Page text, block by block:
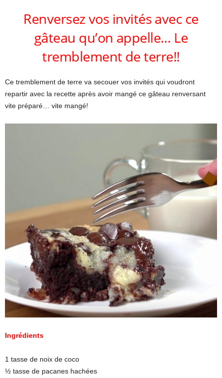
Renversez vos invités avec ce
gâteau qu’on appelle… Le
tremblement de terre!!
Ce tremblement de terre va secouer vos invités qui voudront
repartir avec la recette après avoir mangé ce gâteau renversant
vite préparé… vite mangé!
Ingrédients
1 tasse de noix de coco
½ tasse de pacanes hachées